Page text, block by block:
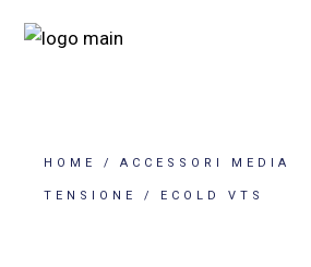
HOME ACCESSORI MEDIA
TENSIONE ECOLD VTS